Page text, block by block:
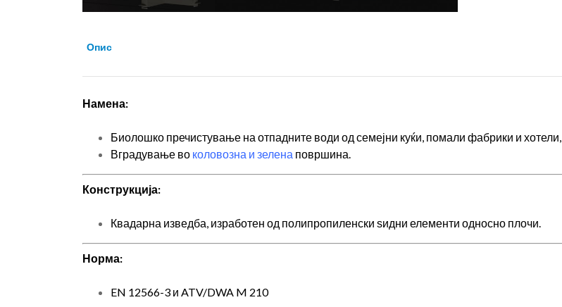
Опис
Намена:
Биолошко пречистување на отпадните води од семејни куќи, помали фабрики и хотели,
Вградување во коловозна и зелена површина.
Конструкција:
Квадарна изведба, изработен од полипропиленски ѕидни елементи односно плочи.
Норма:
EN 12566-3 и ATV/DWA M 210